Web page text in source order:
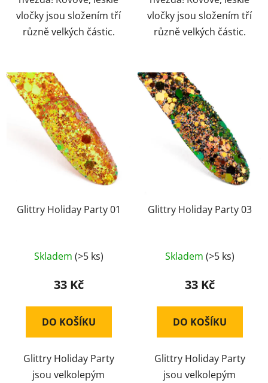
vločky jsou složením tří
různě velkých částic.
vločky jsou složením tří
různě velkých částic.
Glittry Holiday Party 01
Skladem (>5 ks)
33 Kč
DO KOŠÍKU
Glittry Holiday Party
jsou velkolepým
Glittry Holiday Party 03
Skladem (>5 ks)
33 Kč
DO KOŠÍKU
Glittry Holiday Party
jsou velkolepým